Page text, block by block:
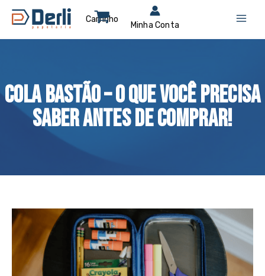
para
Cola bastão – O que você precisa
saber antes de comprar!